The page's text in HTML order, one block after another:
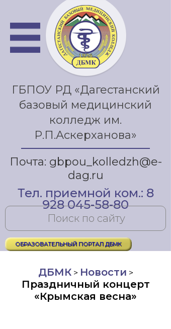
ГБПОУ РД «Дагестанский
базовый медицинский
колледж им.
Р.П.Аскерханова»
Почта: gbpou_kolledzh@e-
dag.ru
Тел. приемной ком.: 8
928 045-58-80
ОБРАЗОВАТЕЛЬНЫЙ ПОРТАЛ ДБМК
ДБМК> Новости >
Праздничный концерт
«Крымская весна»